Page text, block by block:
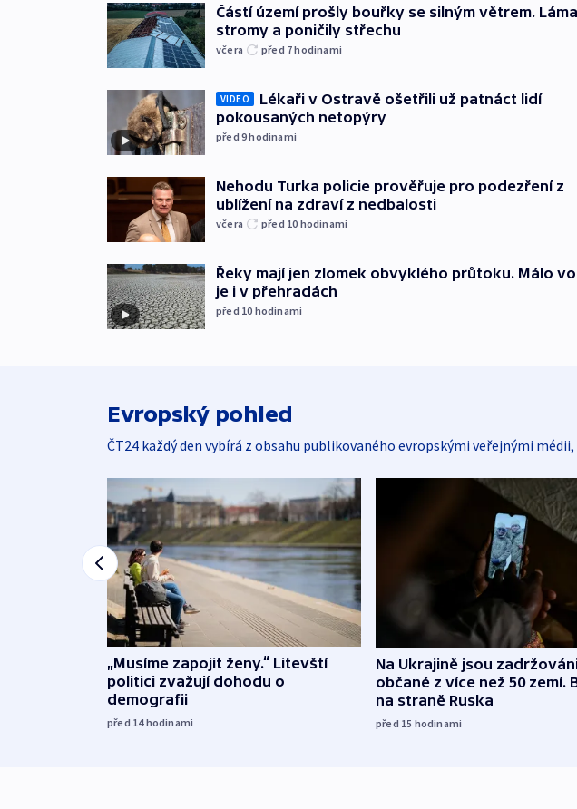
Částí území prošly bouřky se silným větrem.
stromy a poničily střechu
včera před 7hodinami
VIDEO
Lékaři v Ostravě ošetřili už patnáct lidí
pokousaných netopýry
před 9hodinami
Nehodu Turka policie prověřuje pro podezření z
ublížení na zdraví z nedbalosti
včera před 10 hodinami
Řeky mají jen zlomek obvyklého průtoku. Málo
je i v přehradách
před 10 hodinami
Evropský pohled
ČT24 každý den vybírá z obsahu publikovaného evropskými veřejnými médii,
„Musíme zapojit ženy.“ Litevští
politici zvažují dohodu o
demografii
před 14hodinami
Na Ukrajině jsou
občané z více než 50 zemí.
na straně Ruska
před 15 hodinami